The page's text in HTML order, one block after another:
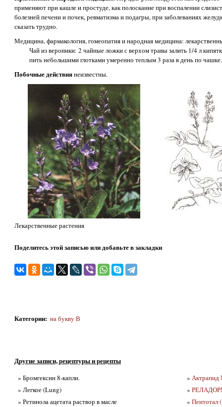
применяют при кашле и простуде, как полоскание при воспалении
болезней печени и почек, ревматизма и подагры, при заболеваниях
сказать трудно.
Медицина, фармакология, гомеопатия и народная медицина:
Чай из вероники: 2 чайные ложки с верхом травы залить 1/4 л
пить небольшими глотками умеренно теплым 3 раза в день по чашке.
Побочные действиянеизвестны.
Лекарственные растения
Поделитесь этой записью или добавьте в закладки
Категории: на бyквy В
Другие записи, рецептуры и рецепты
» Бромгексин 8-капли.
» Легкое (Lung)
» Ретинола ацетата раствор в масле
»
»
» Пентотал